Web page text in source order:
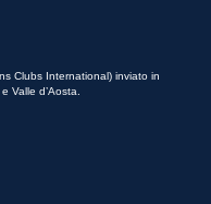
Clubs International) inviato in
Valle d’Aosta.